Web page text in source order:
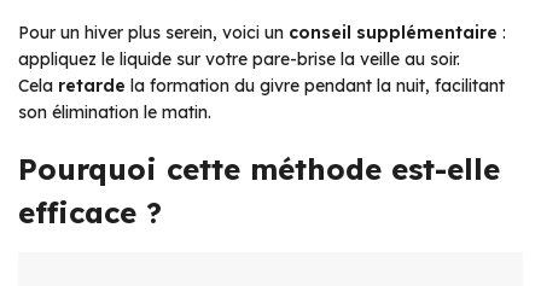
Pour un hiver plus serein, voici un conseil supplémentaire :
appliquez le liquide sur votre pare-brise la veille au soir.
Cela retarde la formation du givre pendant la nuit, facilitant
son élimination le matin.
Pourquoi cette méthode est-elle
efficace ?